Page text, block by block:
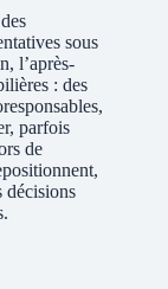
sous
l’après-
: des
parfois
de
décisions